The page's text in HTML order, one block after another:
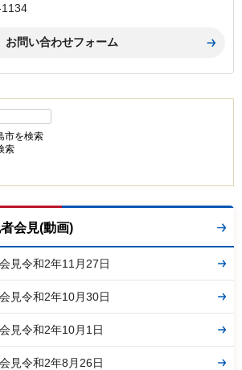
市を検索
索
会見(動画)
見令和2年11月27日
見令和2年10月30日
見令和2年10月1日
見令和2年8月26日